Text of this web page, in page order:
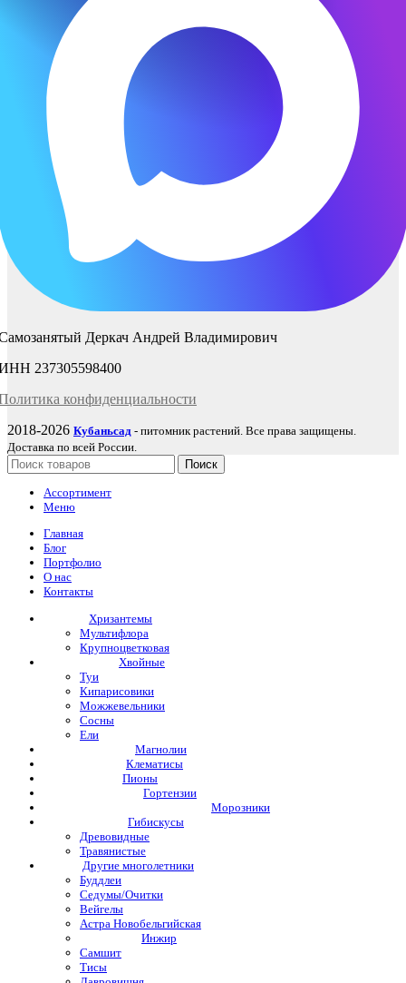
Деркач Андрей Владимирович
237305598400
конфиденциальности
2018-2026 Кубаньсад - питомник растений. Все права защищены.
Доставка по всей России.
Поиск
Ассортимент
Меню
Главная
Блог
Портфолио
О нас
Контакты
Хризантемы
Мультифлора
Крупноцветковая
Хвойные
Туи
Кипарисовики
Можжевельники
Сосны
Ели
Магнолии
Клематисы
Пионы
Гортензии
Морозники
Гибискусы
Древовидные
Травянистые
Другие многолетники
Буддлеи
Седумы/Очитки
Вейгелы
Астра Новобельгийская
Инжир
Самшит
Тисы